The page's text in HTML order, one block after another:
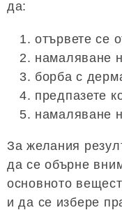
да:
отървете се
намаляване
борба с
предпазете
намаляване
За желания
да се обърне
основното
и да се избере